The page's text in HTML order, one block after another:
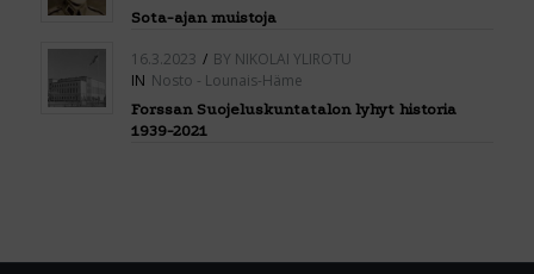
Sota-ajan muistoja
16.3.2023 / BY NIKOLAI YLIROTU
IN Nosto - Lounais-Häme
Forssan Suojeluskuntatalon lyhyt historia
1939-2021